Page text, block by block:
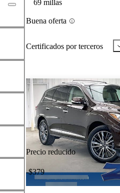
69 millas
Buena oferta
Certificados por terceros
Precio reducido
-$379